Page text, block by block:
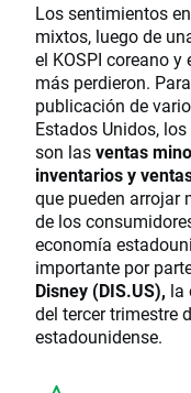
Los sentimientos
mixtos, luego de
el KOSPI coreano
más perdieron.
publicación de
Estados Unidos,
son lasventas
inventarios y
que pueden arrojar
de los
economía
importante por
Disney (DIS.US), la
del tercer trimestre
estadounidense.